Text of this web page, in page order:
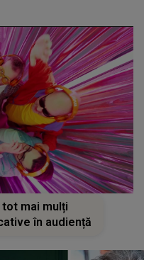
mai mulți
în audiență